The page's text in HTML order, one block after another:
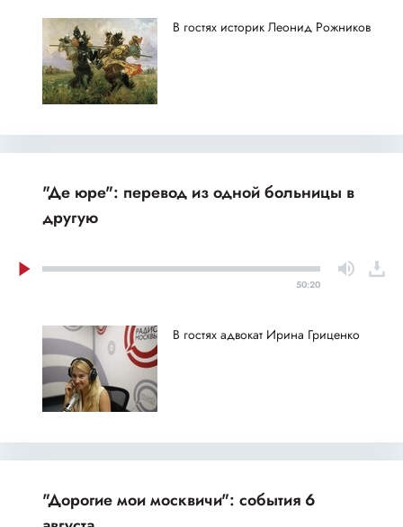
В гостях историк Леонид Рожников
"Де юре": перевод из одной больницы в
другую
50:20
В гостях адвокат Ирина Гриценко
"Дорогие мои москвичи": события 6